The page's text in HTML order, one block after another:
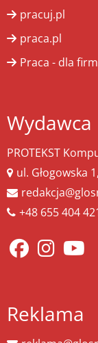
pracuj.pl
praca.pl
Praca - dla firm
Wydawca
PROTEKST
ul. Głogowska
+48 655 404
Reklama